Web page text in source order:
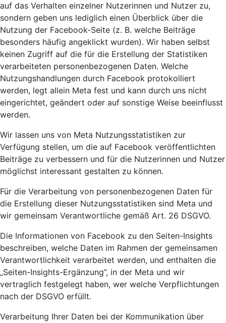
auf das Verhalten einzelner Nutzerinnen und Nutzer zu,
sondern geben uns lediglich einen Überblick über die
Nutzung der Facebook-Seite (z. B. welche Beiträge
besonders häufig angeklickt wurden). Wir haben selbst
keinen Zugriff auf die für die Erstellung der Statistiken
verarbeiteten personenbezogenen Daten. Welche
Nutzungshandlungen durch Facebook protokolliert
werden, legt allein Meta fest und kann durch uns nicht
eingerichtet, geändert oder auf sonstige Weise beeinflusst
werden.
Wir lassen uns von Meta Nutzungsstatistiken zur
Verfügung stellen, um die auf Facebook veröffentlichten
Beiträge zu verbessern und für die Nutzerinnen und Nutzer
möglichst interessant gestalten zu können.
Für die Verarbeitung von personenbezogenen Daten für
die Erstellung dieser Nutzungsstatistiken sind Meta und
wir gemeinsam Verantwortliche gemäß Art. 26 DSGVO.
Die Informationen von Facebook zu den Seiten-Insights
beschreiben, welche Daten im Rahmen der gemeinsamen
Verantwortlichkeit verarbeitet werden, und enthalten die
„Seiten-Insights-Ergänzung”, in der Meta und wir
vertraglich festgelegt haben, wer welche Verpflichtungen
nach der DSGVO erfüllt.
Verarbeitung Ihrer Daten bei der Kommunikation über